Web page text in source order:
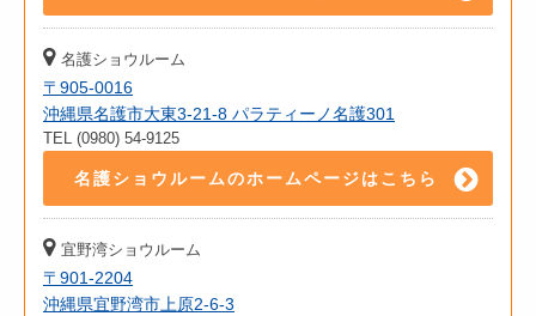
名護ショウルーム
〒905-0016
沖縄県名護市大東3-21-8 パラティーノ名護301
TEL (0980) 54-9125
名護ショウルームのホームページはこちら
宜野湾ショウルーム
〒901-2204
沖縄県宜野湾市上原2-6-3